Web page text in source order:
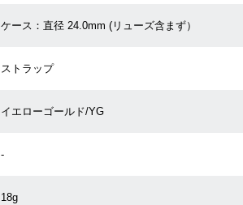
ケース：直径 24.0mm (リューズ含まず）
ストラップ
イエローゴールド/YG
-
18g